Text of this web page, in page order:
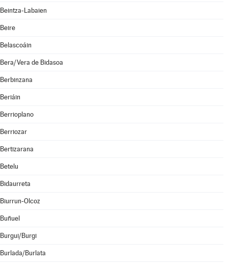
Beintza-Labaien
Beire
Belascoáin
Bera/Vera de Bidasoa
Berbinzana
Beriáin
Berrioplano
Berriozar
Bertizarana
Betelu
Bidaurreta
Biurrun-Olcoz
Buñuel
Burgui/Burgi
Burlada/Burlata